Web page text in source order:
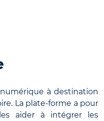
à destination
La plate-forme a pour
aider à intégrer les